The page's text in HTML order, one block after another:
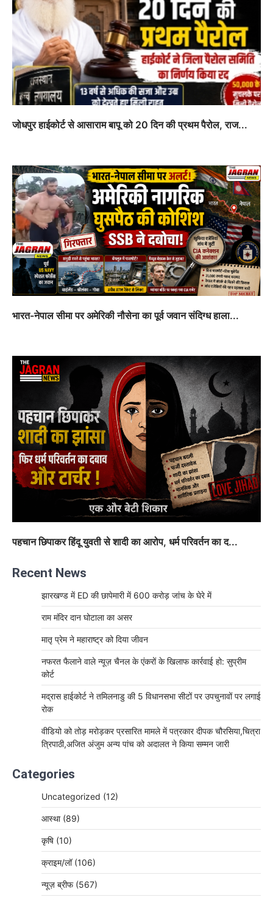
जोधपुर हाईकोर्ट से आसाराम बापू को 20 दिन की प्रथम पैरोल, राज...
भारत-नेपाल सीमा पर अमेरिकी नौसेना का पूर्व जवान संदिग्ध हाला...
पहचान छिपाकर हिंदू युवती से शादी का आरोप, धर्म परिवर्तन का द...
Recent News
झारखण्ड में ED की छापेमारी में 600 करोड़ जांच के घेरे में
राम मंदिर दान घोटाला का असर
मातृ प्रेम ने महाराष्ट्र को दिया जीवन
नफरत फैलाने वाले न्यूज़ चैनल के एंकरों के खिलाफ कार्रवाई हो: सुप्रीम
कोर्ट
मद्रास हाईकोर्ट ने तमिलनाडु की 5 विधानसभा सीटों पर उपचुनावों पर लगाई
रोक
वीडियो को तोड़ मरोड़कर प्रसारित मामले में पत्रकार दीपक चौरसिया,चित्रा
त्रिपाठी,अजित अंजुम अन्य पांच को अदालत ने किया सम्मन जारी
Categories
Uncategorized (12)
आस्था (89)
कृषि (10)
क्राइम/लॉ (106)
न्यूज़ ब्रीफ (567)